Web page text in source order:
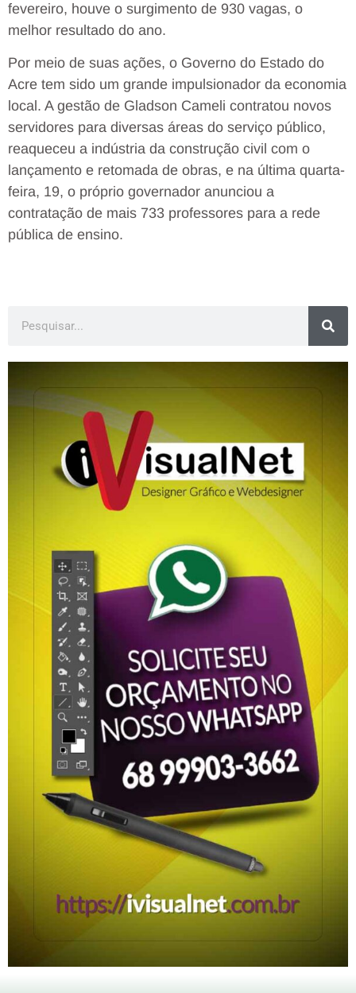
fevereiro, houve o surgimento de 930 vagas, o
melhor resultado do ano.
Por meio de suas ações, o Governo do Estado do
Acre tem sido um grande impulsionador da economia
local. A gestão de Gladson Cameli contratou novos
servidores para diversas áreas do serviço público,
reaqueceu a indústria da construção civil com o
lançamento e retomada de obras, e na última quarta-
feira, 19, o próprio governador anunciou a
contratação de mais 733 professores para a rede
pública de ensino.